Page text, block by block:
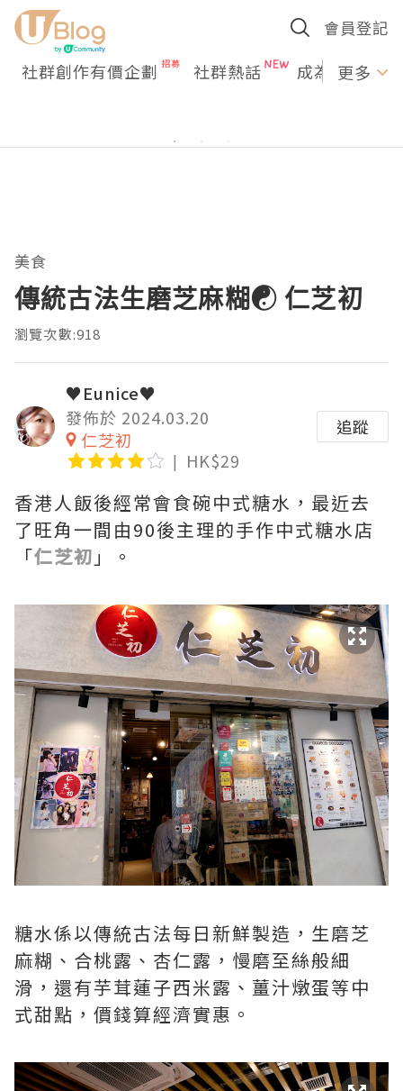
會員登記
社群創作有價企劃 社群熱話 成為U更多
美食
傳統古法生磨芝麻糊☯ 仁芝初
瀏覽次數:918
♥Eunice♥
發佈於 2024.03.20
仁芝初
HK$29
追蹤
香港人飯後經常會食碗中式糖水，最近去
了旺角一間由90後主理的手作中式糖水店
「仁芝初 」。
糖水係以傳統古法每日新鮮製造，生磨芝
麻糊、合桃露、杏仁露，慢磨至絲般細
滑，還有芋茸蓮子西米露、薑汁燉蛋等中
式甜點，價錢算經濟實惠。